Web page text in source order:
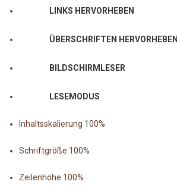
LINKS HERVORHEBEN
ÜBERSCHRIFTEN HERVORHEBEN
BILDSCHIRMLESER
LESEMODUS
Inhaltsskalierung 100%
Schriftgröße 100%
Zeilenhöhe 100%